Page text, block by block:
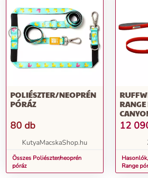
POLIÉSZTER/NEOPRÉN
PÓRÁZ
80 db
KutyaMacskaShop.hu
Összes Poliészter/neoprén
póráz
KUTYA
12
Range